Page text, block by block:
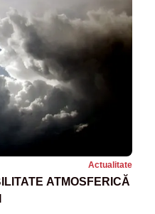
Actualitate
ATMOSFERICĂ